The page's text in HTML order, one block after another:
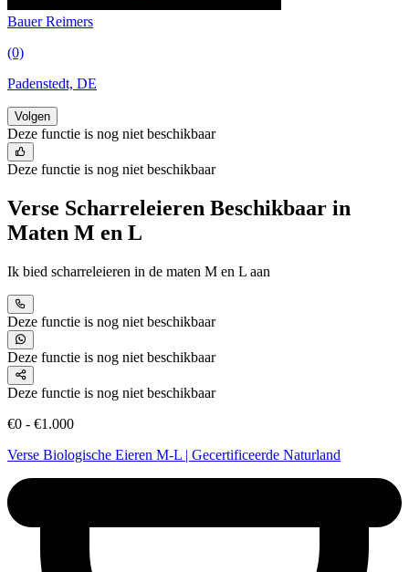
Bauer Reimers
(0)
Padenstedt, DE
Volgen
Deze functie is nog niet beschikbaar
Deze functie is nog niet beschikbaar
Verse Scharreleieren Beschikbaar in
Maten M en L
Ik bied scharreleieren in de maten M en L aan
Deze functie is nog niet beschikbaar
Deze functie is nog niet beschikbaar
Deze functie is nog niet beschikbaar
€0 - €1.000
Verse Biologische Eieren M-L | Gecertificeerde Naturland